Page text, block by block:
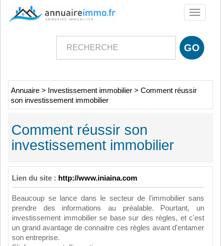
Toggle
Annuaire > Investissement immobilier > Comment réussir
son investissement immobilier
Comment réussir son
investissement immobilier
Lien du site : http://www.iniaina.com
Beaucoup se lance dans le secteur de l'immobilier sans
prendre des informations au préalable. Pourtant, un
investissement immobilier se base sur des règles, et c'est
un grand avantage de connaitre ces règles avant d'entamer
son entreprise.